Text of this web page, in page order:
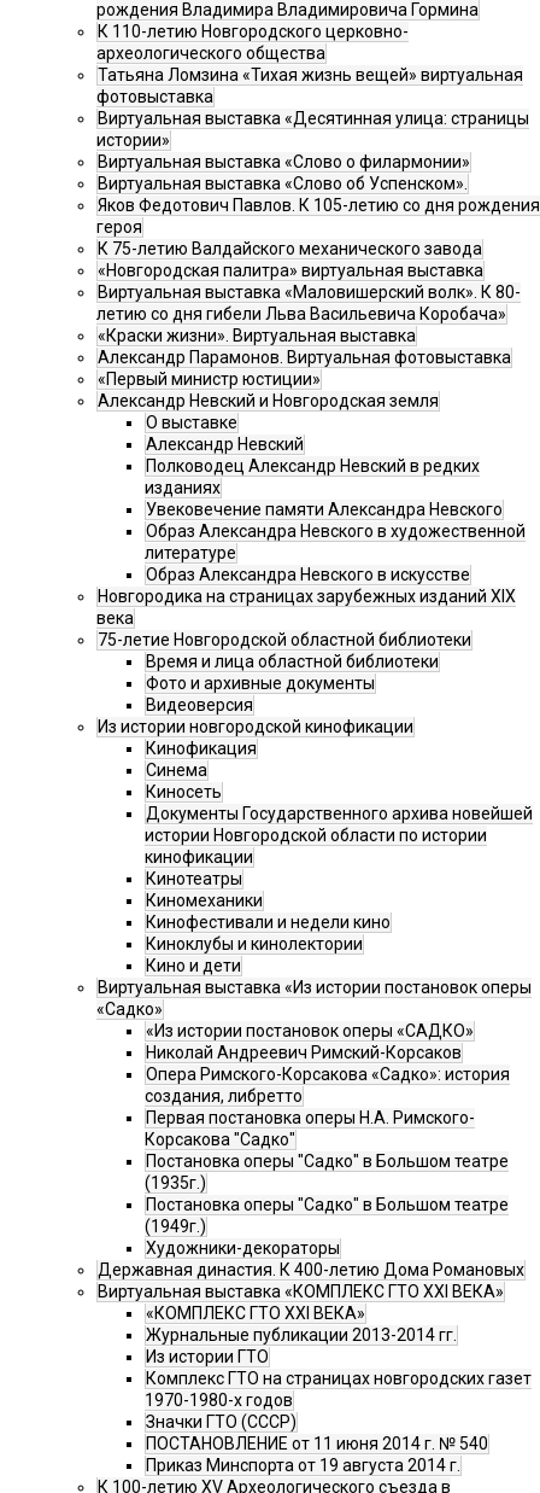
рождения Владимира Владимировича Гормина
К 110-летию Новгородского церковно-
археологического общества
Татьяна Ломзина «Тихая жизнь вещей» виртуальная
фотовыставка
Виртуальная выставка «Десятинная улица: страницы
истории»
Виртуальная выставка «Слово о филармонии»
Виртуальная выставка «Слово об Успенском».
Яков Федотович Павлов. К 105-летию со дня рождения
героя
К 75-летию Валдайского механического завода
«Новгородская палитра» виртуальная выставка
Виртуальная выставка «Маловишерский волк». К 80-
летию со дня гибели Льва Васильевича Коробача»
«Краски жизни». Виртуальная выставка
Александр Парамонов. Виртуальная фотовыставка
«Первый министр юстиции»
Александр Невский и Новгородская земля
О выставке
Александр Невский
Полководец Александр Невский в редких
изданиях
Увековечение памяти Александра Невского
Образ Александра Невского в художественной
литературе
Образ Александра Невского в искусстве
Новгородика на страницах зарубежных изданий XIX
века
75-летие Новгородской областной библиотеки
Время и лица областной библиотеки
Фото и архивные документы
Видеоверсия
Из истории новгородской кинофикации
Кинофикация
Синема
Киносеть
Документы Государственного архива новейшей
истории Новгородской области по истории
кинофикации
Кинотеатры
Киномеханики
Кинофестивали и недели кино
Киноклубы и кинолектории
Кино и дети
Виртуальная выставка «Из истории постановок оперы
«Садко»
«Из истории постановок оперы «САДКО»
Николай Андреевич Римский-Корсаков
Опера Римского-Корсакова «Садко»: история
создания, либретто
Первая постановка оперы Н.А. Римского-
Корсакова "Садко"
Постановка оперы "Садко" в Большом театре
(1935г.)
Постановка оперы "Садко" в Большом театре
(1949г.)
Художники-декораторы
Державная династия. К 400-летию Дома Романовых
Виртуальная выставка «КОМПЛЕКС ГТО XXI ВЕКА»
«КОМПЛЕКС ГТО XXI ВЕКА»
Журнальные публикации 2013-2014 гг.
Из истории ГТО
Комплекс ГТО на страницах новгородских газет
1970-1980-х годов
Значки ГТО (СССР)
ПОСТАНОВЛЕНИЕ от 11 июня 2014 г. № 540
Приказ Минспорта от 19 августа 2014 г.
К 100-летию XV Археологического съезда в